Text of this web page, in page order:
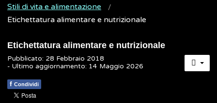
Stili di vita e alimentazione
Etichettatura alimentare e nutrizionale
Etichettatura alimentare e nutrizionale
Pubblicato: 28 Febbraio 2018
- Ultimo aggiornamento: 14 Maggio 2026
f Condividi